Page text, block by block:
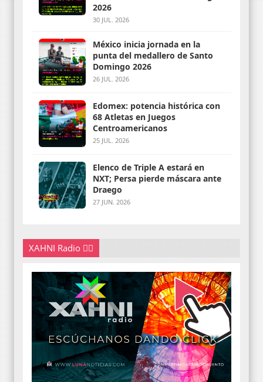
2026
30 JUL. 2026
México inicia jornada en la
punta del medallero de Santo
Domingo 2026
26 JUL. 2026
Edomex: potencia histórica con
68 Atletas en Juegos
Centroamericanos
25 JUL. 2026
Elenco de Triple A estará en
NXT; Persa pierde máscara ante
Draego
27 JUN. 2026
XAHNI Radio 👇🏽